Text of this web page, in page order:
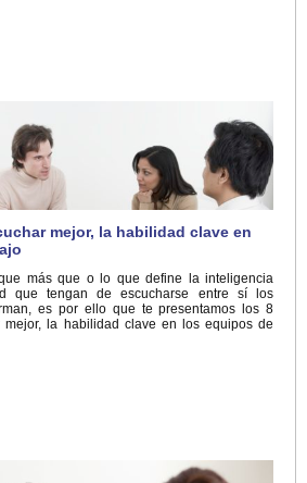
mejor, la habilidad clave en
más que o lo que define la inteligencia
que tengan de escucharse entre sí los
es por ello que te presentamos los 8
mejor, la habilidad clave en los equipos de